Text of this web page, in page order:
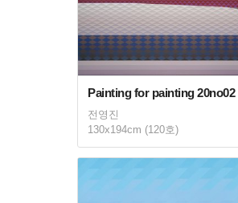
Painting for painting 20no02
전영진
130x194cm (120호)